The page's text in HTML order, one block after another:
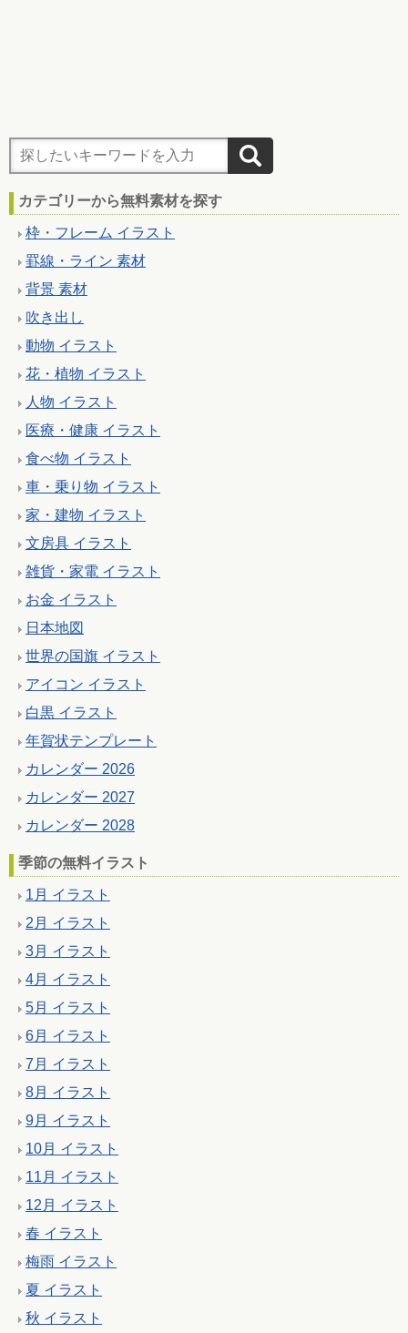
カテゴリーから無料素材を探す
枠・フレーム イラスト
罫線・ライン 素材
背景 素材
吹き出し
動物 イラスト
花・植物 イラスト
人物 イラスト
医療・健康 イラスト
食べ物 イラスト
車・乗り物 イラスト
家・建物 イラスト
文房具 イラスト
雑貨・家電 イラスト
お金 イラスト
日本地図
世界の国旗 イラスト
アイコン イラスト
白黒 イラスト
年賀状テンプレート
カレンダー 2026
カレンダー 2027
カレンダー 2028
季節の無料イラスト
1月 イラスト
2月 イラスト
3月 イラスト
4月 イラスト
5月 イラスト
6月 イラスト
7月 イラスト
8月 イラスト
9月 イラスト
10月 イラスト
11月 イラスト
12月 イラスト
春 イラスト
梅雨 イラスト
夏 イラスト
秋 イラスト